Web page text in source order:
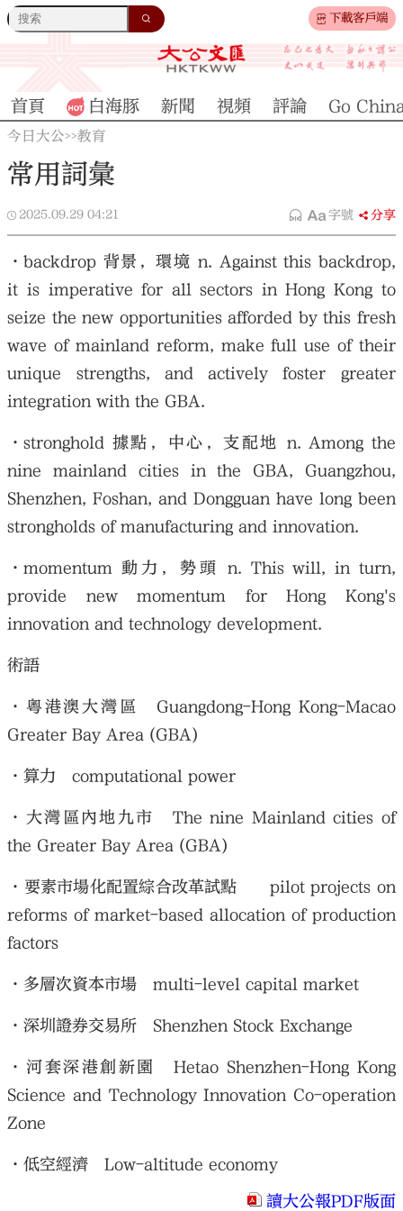
下載客戶端
大公文匯
首頁 白海豚 新聞 視頻 評論 Go
今日大公>>教育
常用詞彙
2025.09.29 04:21 字號 分享
•backdrop 背景，環境 n. Against this backdrop,
it is imperative for all sectors in Hong Kong to
seize the new opportunities afforded by this fresh
wave of mainland reform, make full use of their
unique strengths, and actively foster greater
integration with the GBA.
•stronghold 據點，中心，支配地 n. Among the
nine mainland cities in the GBA, Guangzhou,
Shenzhen, Foshan, and Dongguan have long been
strongholds of manufacturing and innovation.
•momentum 動力，勢頭 n. This will, in turn,
provide new momentum for Hong Kong's
innovation and technology development.
術語
•粵港澳大灣區 Guangdong-Hong Kong-Macao
Greater Bay Area (GBA)
•算力 computational power
•大灣區內地九市 The nine Mainland cities of
the Greater Bay Area (GBA)
•要素市場化配置綜合改革試點 pilot projects on
reforms of market-based allocation of production
factors
•多層次資本市場 multi-level capital market
•深圳證券交易所 Shenzhen Stock Exchange
•河套深港創新園 Hetao Shenzhen-Hong Kong
Science and Technology Innovation Co-operation
Zone
•低空經濟 Low-altitude economy
讀大公報PDF版面